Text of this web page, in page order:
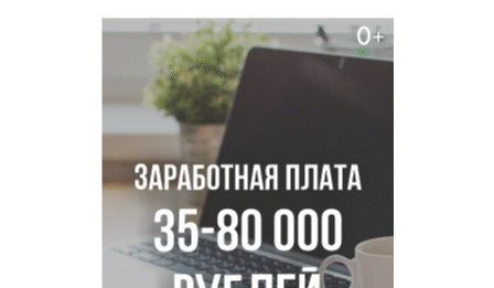
Двойня выдрят родилась в семействе куньих
Новосибирского зоопарка
Гриб-зомби обнаружен в лесу у села Дубровино под
Новосибирском
ХК «Сибирь» подписал контракт с обладателем Кубка
Стэнли Евгением Кузнецовым